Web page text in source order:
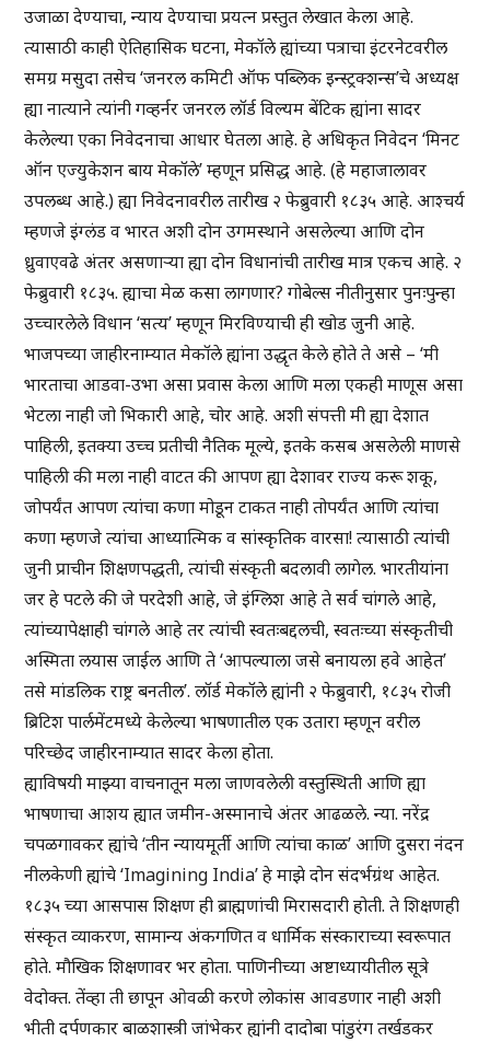
उजाळा देण्याचा, न्याय देण्याचा प्रयत्न प्रस्तुत लेखात केला आहे.
त्यासाठी काही ऐतिहासिक घटना, मेकॉले ह्यांच्या पत्राचा इंटरनेटवरील
समग्र मसुदा तसेच ‘जनरल कमिटी ऑफ पब्लिक इन्स्ट्रक्शन्स’चे अध्यक्ष
ह्या नात्याने त्यांनी गव्हर्नर जनरल लॉर्ड विल्यम बेंटिक ह्यांना सादर
केलेल्या एका निवेदनाचा आधार घेतला आहे. हे अधिकृत निवेदन ‘मिनट
ऑन एज्युकेशन बाय मेकॉले’ म्हणून प्रसिद्ध आहे. (हे महाजालावर
उपलब्ध आहे.) ह्या निवेदनावरील तारीख २ फेब्रुवारी १८३५ आहे. आश्चर्य
म्हणजे इंग्लंड व भारत अशी दोन उगमस्थाने असलेल्या आणि दोन
ध्रुवाएवढे अंतर असणाऱ्या ह्या दोन विधानांची तारीख मात्र एकच आहे. २
फेब्रुवारी १८३५. ह्याचा मेळ कसा लागणार? गोबेल्स नीतीनुसार पुनःपुन्हा
उच्चारलेले विधान ‘सत्य’ म्हणून मिरविण्याची ही खोड जुनी आहे.
भाजपच्या जाहीरनाम्यात मेकॉले ह्यांना उद्धृत केले होते ते असे – ‘मी
भारताचा आडवा-उभा असा प्रवास केला आणि मला एकही माणूस असा
भेटला नाही जो भिकारी आहे, चोर आहे. अशी संपत्ती मी ह्या देशात
पाहिली, इतक्या उच्च प्रतीची नैतिक मूल्ये, इतके कसब असलेली माणसे
पाहिली की मला नाही वाटत की आपण ह्या देशावर राज्य करू शकू,
जोपर्यंत आपण त्यांचा कणा मोडून टाकत नाही तोपर्यंत आणि त्यांचा
कणा म्हणजे त्यांचा आध्यात्मिक व सांस्कृतिक वारसा! त्यासाठी त्यांची
जुनी प्राचीन शिक्षणपद्धती, त्यांची संस्कृती बदलावी लागेल. भारतीयांना
जर हे पटले की जे परदेशी आहे, जे इंग्लिश आहे ते सर्व चांगले आहे,
त्यांच्यापेक्षाही चांगले आहे तर त्यांची स्वतःबद्दलची, स्वतःच्या संस्कृतीची
अस्मिता लयास जाईल आणि ते ‘आपल्याला जसे बनायला हवे आहेत’
तसे मांडलिक राष्ट्र बनतील’. लॉर्ड मेकॉले ह्यांनी २ फेब्रुवारी, १८३५ रोजी
ब्रिटिश पार्लमेंटमध्ये केलेल्या भाषणातील एक उतारा म्हणून वरील
परिच्छेद जाहीरनाम्यात सादर केला होता.
ह्याविषयी माझ्या वाचनातून मला जाणवलेली वस्तुस्थिती आणि ह्या
भाषणाचा आशय ह्यात जमीन-अस्मानाचे अंतर आढळले. न्या. नरेंद्र
चपळगावकर ह्यांचे ‘तीन न्यायमूर्ती आणि त्यांचा काळ’ आणि दुसरा नंदन
नीलकेणी ह्यांचे ‘Imagining India’ हे माझे दोन संदर्भग्रंथ आहेत.
१८३५ च्या आसपास शिक्षण ही ब्राह्मणांची मिरासदारी होती. ते शिक्षणही
संस्कृत व्याकरण, सामान्य अंकगणित व धार्मिक संस्काराच्या स्वरूपात
होते. मौखिक शिक्षणावर भर होता. पाणिनीच्या अष्टाध्यायीतील सूत्रे
वेदोक्त. तेंव्हा ती छापून ओवळी करणे लोकांस आवडणार नाही अशी
भीती दर्पणकार बाळशास्त्री जांभेकर ह्यांनी दादोबा पांडुरंग तर्खडकर